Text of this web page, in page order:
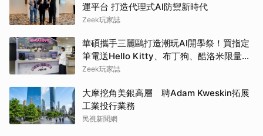
運平台 打造代理式AI防禦新時代
Zeek玩家誌
華碩攜手三麗鷗打造潮玩AI開學祭！買指定
筆電送Hello Kitty、布丁狗、酷洛米限量娃
娃吊飾再抽巴黎雙人機票
Zeek玩家誌
大摩挖角美銀高層 聘Adam Kweskin拓展
工業投行業務
民視新聞網